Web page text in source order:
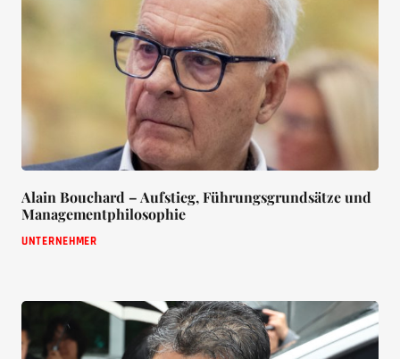
Alain Bouchard – Aufstieg, Führungsgrundsätze und
Managementphilosophie
UNTERNEHMER